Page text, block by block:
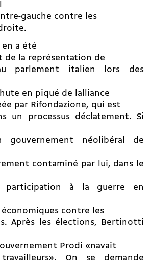
gauche contre les
en a été
de la représentation de
parlement italien lors des
en piqué de lalliance
par Rifondazione, qui est
un processus déclatement. Si
gouvernement néolibéral de
contaminé par lui, dans le
à la guerre en
contre les
Après les élections, Bertinotti
Prodi «navait
On se demande